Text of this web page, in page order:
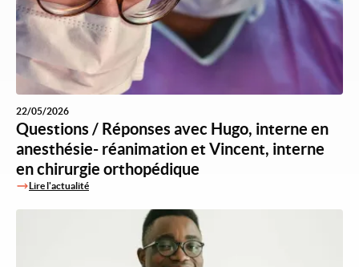
22/05/2026
Questions / Réponses avec Hugo, interne en
anesthésie- réanimation et Vincent, interne
en chirurgie orthopédique
Lire l'actualité